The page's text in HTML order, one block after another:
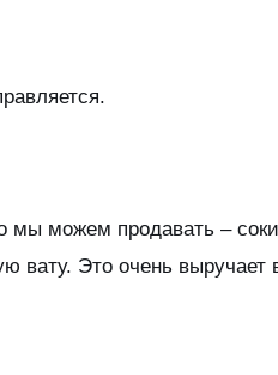
мы можем продавать –
вату. Это очень выручает